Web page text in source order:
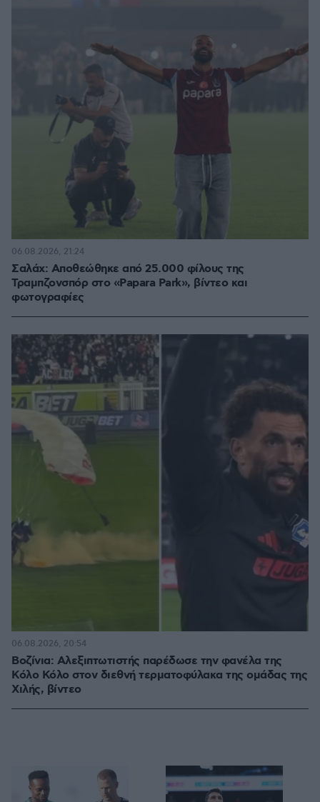
Σαλάχ: Αποθεώθηκε από 25.000 φίλους της
Τραμπζονσπόρ στο «Papara Park», βίντεο και
φωτογραφίες
06.08.2026, 21:24
Βοζίνια: Αλεξιπτωτιστής παρέδωσε την φανέλα της
Κόλο Κόλο στον διεθνή τερματοφύλακα της ομάδας της
Χιλής, βίντεο
06.08.2026, 20:54